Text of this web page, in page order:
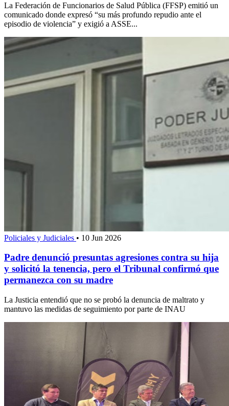
La Federación de Funcionarios de Salud Pública (FFSP) emitió un
comunicado donde expresó “su más profundo repudio ante el
episodio de violencia” y exigió a ASSE...
Policiales y Judiciales • 10 Jun 2026
Padre denunció presuntas agresiones contra su hija
y solicitó la tenencia, pero el Tribunal confirmó que
permanezca con su madre
La Justicia entendió que no se probó la denuncia de maltrato y
mantuvo las medidas de seguimiento por parte de INAU